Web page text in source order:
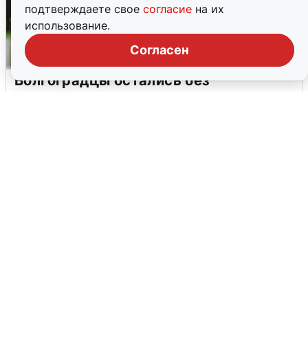
подтверждаете свое согласие на их
использование.
Согласен
Волгоградцы остались без